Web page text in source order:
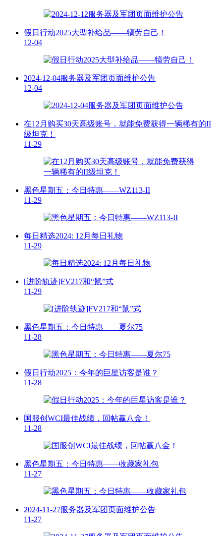
假日行动2025大型补给品——犒劳自己！
12-04
2024-12-04服务器及军团页面维护公告
12-04
在12月购买30天高级账号，就能免费获得一辆稀有的II
级坦克！
11-29
黑色星期五：今日特惠——WZ113-II
11-29
每日精选2024: 12月每日礼物
11-29
[进阶轨迹]FV217和“鼠”式
11-29
黑色星期五：今日特惠——夏尔75
11-28
假日行动2025：今年的巨星访客是谁？
11-28
国服创WCI最佳战绩，回帖赢八金！
11-28
黑色星期五：今日特惠——收藏家礼包
11-27
2024-11-27服务器及军团页面维护公告
11-27